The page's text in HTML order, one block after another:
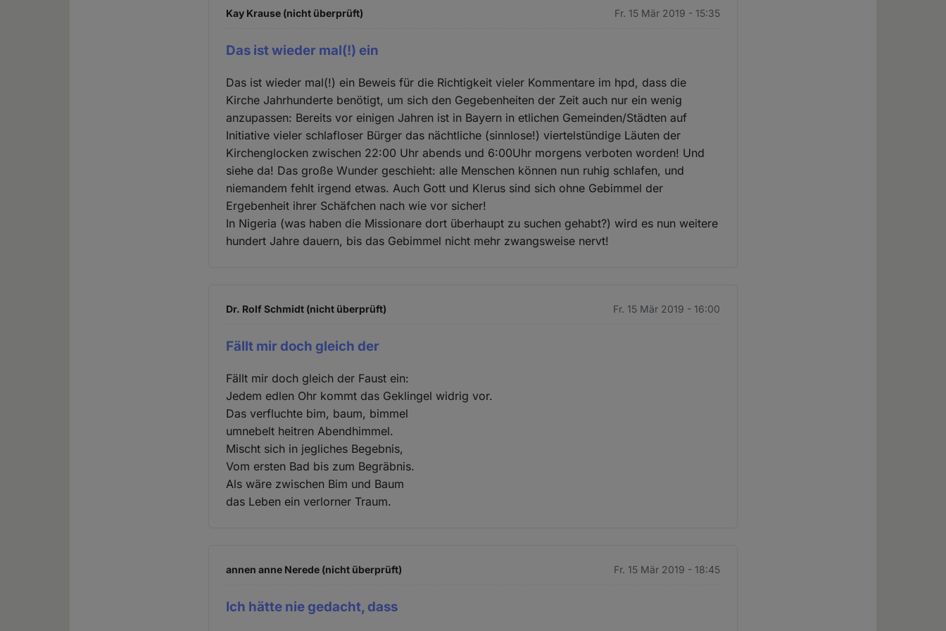
Kay Krause (nicht überprüft) Fr. 15 Mär 2019 - 15:35
Das ist wieder mal(!) ein
Das ist wieder mal(!) ein Beweis für die Richtigkeit vieler Kommentare im hpd, dass die
Kirche Jahrhunderte benötigt, um sich den Gegebenheiten der Zeit auch nur ein wenig
anzupassen: Bereits vor einigen Jahren ist in Bayern in etlichen Gemeinden/Städten auf
Initiative vieler schlafloser Bürger das nächtliche (sinnlose!) viertelstündige Läuten der
Kirchenglocken zwischen 22:00 Uhr abends und 6:00Uhr morgens verboten worden! Und
siehe da! Das große Wunder geschieht: alle Menschen können nun ruhig schlafen, und
niemandem fehlt irgend etwas. Auch Gott und Klerus sind sich ohne Gebimmel der
Ergebenheit ihrer Schäfchen nach wie vor sicher!
In Nigeria (was haben die Missionare dort überhaupt zu suchen gehabt?) wird es nun weitere
hundert Jahre dauern, bis das Gebimmel nicht mehr zwangsweise nervt!
Dr. Rolf Schmidt (nicht überprüft) Fr. 15 Mär 2019 - 16:00
Fällt mir doch gleich der
Fällt mir doch gleich der Faust ein:
Jedem edlen Ohr kommt das Geklingel widrig vor.
Das verfluchte bim, baum, bimmel
umnebelt heitren Abendhimmel.
Mischt sich in jegliches Begebnis,
Vom ersten Bad bis zum Begräbnis.
Als wäre zwischen Bim und Baum
das Leben ein verlorner Traum.
annen anne Nerede (nicht überprüft) Fr. 15 Mär 2019 - 18:45
Ich hätte nie gedacht, dass